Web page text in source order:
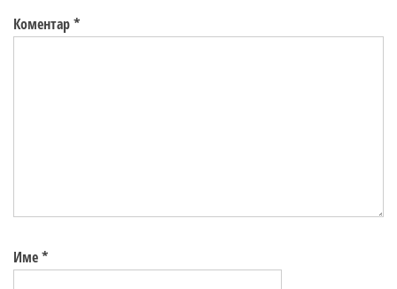
Коментар*
Име*